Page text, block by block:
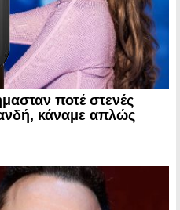
ποτέ στενές
κάναμε απλώς